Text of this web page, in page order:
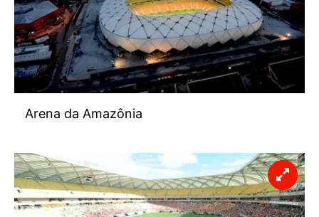
Arena da Amazônia